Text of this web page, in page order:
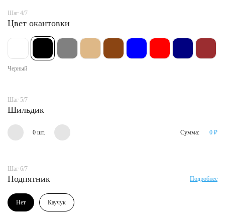
Шаг 4/7
Цвет окантовки
Черный
Шаг 5/7
Шильдик
0 шт. Сумма: 0 ₽
Шаг 6/7
Подпятник Подробнее
Нет Каучук